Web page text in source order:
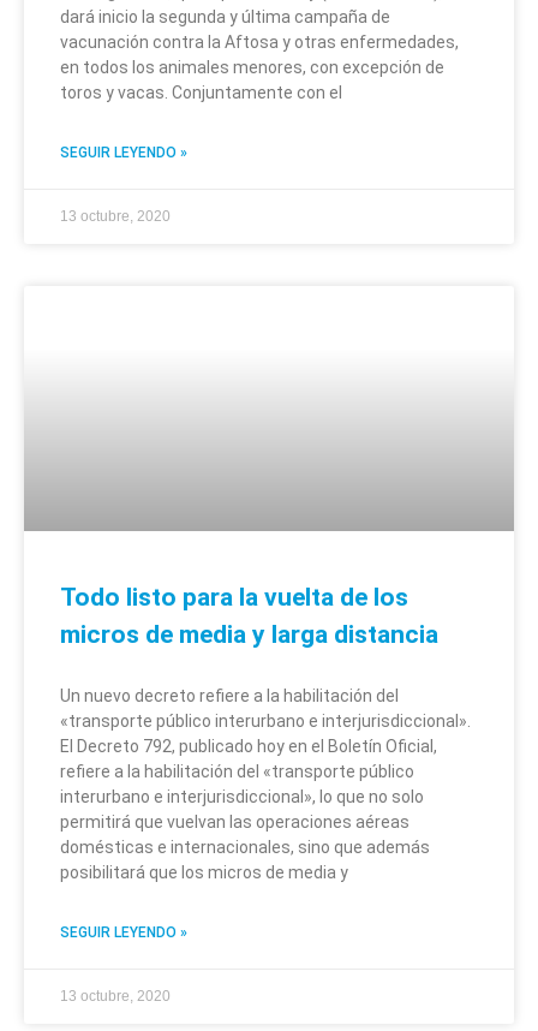
dará inicio la segunda y última campaña de
vacunación contra la Aftosa y otras enfermedades,
en todos los animales menores, con excepción de
toros y vacas. Conjuntamente con el
SEGUIR LEYENDO »
13 octubre, 2020
Todo listo para la vuelta de los
micros de media y larga distancia
Un nuevo decreto refiere a la habilitación del
«transporte público interurbano e interjurisdiccional».
El Decreto 792, publicado hoy en el Boletín Oficial,
refiere a la habilitación del «transporte público
interurbano e interjurisdiccional», lo que no solo
permitirá que vuelvan las operaciones aéreas
domésticas e internacionales, sino que además
posibilitará que los micros de media y
SEGUIR LEYENDO »
13 octubre, 2020